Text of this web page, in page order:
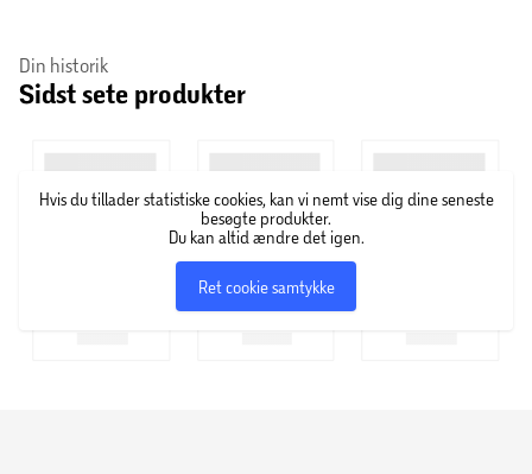
Din historik
Sidst sete produkter
Hvis du tillader statistiske cookies, kan vi nemt vise dig dine seneste
besøgte produkter.
Du kan altid ændre det igen.
Ret cookie samtykke